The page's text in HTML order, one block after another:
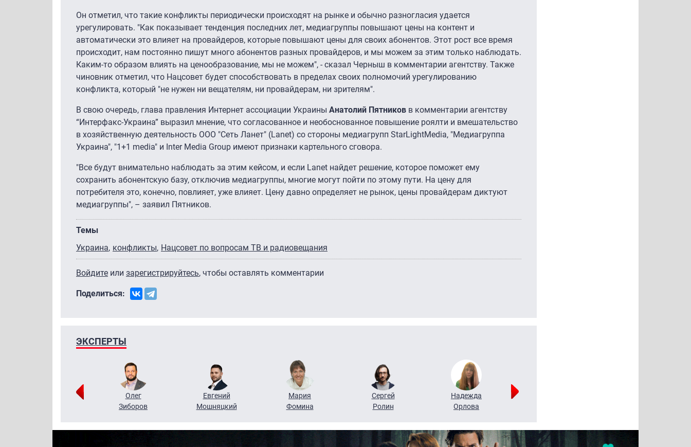
Он отметил, что такие конфликты периодически происходят на рынке и обычно разногласия удается
урегулировать. "Как показывает тенденция последних лет, медиагруппы повышают цены на контент и
автоматически это влияет на провайдеров, которые повышают цены для своих абонентов. Этот рост все время
происходит, нам постоянно пишут много абонентов разных провайдеров, и мы можем за этим только наблюдать.
Каким-то образом влиять на ценообразование, мы не можем", - сказал Черныш в комментарии агентству. Также
чиновник отметил, что Нацсовет будет способствовать в пределах своих полномочий урегулированию
конфликта, который "не нужен ни вещателям, ни провайдерам, ни зрителям".
В свою очередь, глава правления Интернет ассоциации Украины Анатолий Пятников в комментарии агентству
“Интерфакс-Украина” выразил мнение, что согласованное и необоснованное повышение роялти и вмешательство
в хозяйственную деятельность ООО "Сеть Ланет" (Lanet) со стороны медиагрупп StarLightMedia, "Медиагруппа
Украина", "1+1 media" и Inter Media Group имеют признаки картельного сговора.
"Все будут внимательно наблюдать за этим кейсом, и если Lanet найдет решение, которое поможет ему
сохранить абонентскую базу, отключив медиагруппы, многие могут пойти по этому пути. На цену для
потребителя это, конечно, повлияет, уже влияет. Цену давно определяет не рынок, цены провайдерам диктуют
медиагруппы", – заявил Пятников.
Темы
Украина конфликты Нацсовет по вопросам ТВ и радиовещания
Войдите или зарегистрируйтесь, чтобы оставлять комментарии
Поделиться:
ЭКСПЕРТЫ
Олег
Зиборов
Евгений
Мошняцкий
Мария
Фомина
Сергей
Ролин
Надежда
Орлова